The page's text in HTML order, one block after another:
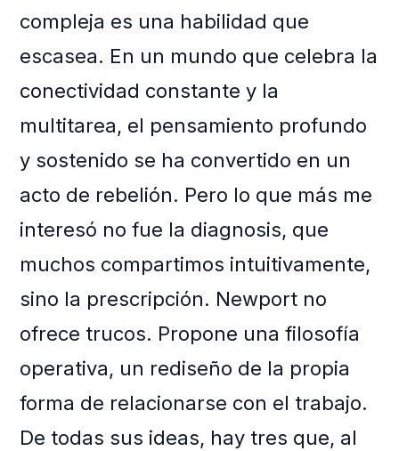
compleja es una habilidad que
escasea. En un mundo que celebra la
conectividad constante y la
multitarea, el pensamiento profundo
y sostenido se ha convertido en un
acto de rebelión. Pero lo que más me
interesó no fue la diagnosis, que
muchos compartimos intuitivamente,
sino la prescripción. Newport no
ofrece trucos. Propone una filosofía
operativa, un rediseño de la propia
forma de relacionarse con el trabajo.
De todas sus ideas, hay tres que, al